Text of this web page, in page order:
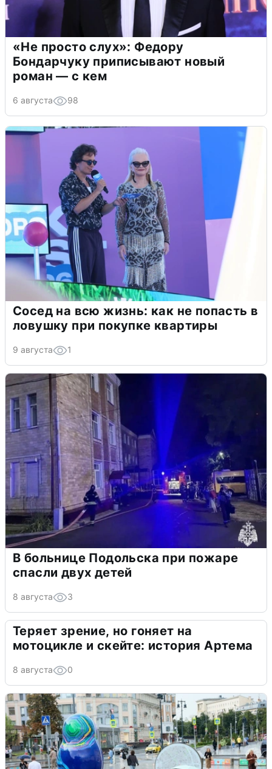
«Не просто слух»: Федору
Бондарчуку приписывают новый
роман — с кем
6 августа 98
Сосед на всю жизнь: как не попасть в
ловушку при покупке квартиры
9 августа 1
В больнице Подольска при пожаре
спасли двух детей
8 августа 3
Теряет зрение, но гоняет на
мотоцикле и скейте: история Артема
8 августа 0